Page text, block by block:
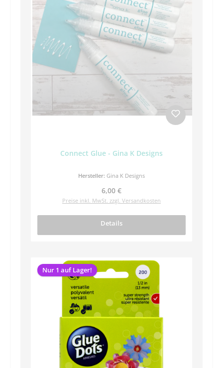
Connect Glue - Gina K Designs
Hersteller: Gina K Designs
Regulärer Preis:
6,00 €
Preise inkl. MwSt. zzgl. Versandkosten
Details
Nur 1 auf Lager!